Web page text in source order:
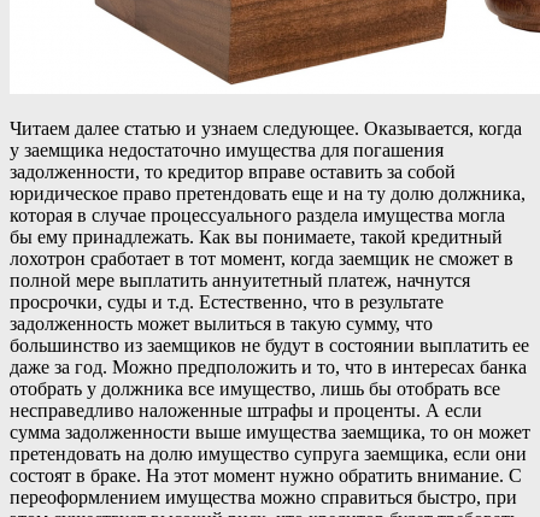
Читаем далее статью и узнаем следующее. Оказывается, когда
у заемщика недостаточно имущества для погашения
задолженности, то кредитор вправе оставить за собой
юридическое право претендовать еще и на ту долю должника,
которая в случае процессуального раздела имущества могла
бы ему принадлежать. Как вы понимаете, такой кредитный
лохотрон сработает в тот момент, когда заемщик не сможет в
полной мере выплатить аннуитетный платеж, начнутся
просрочки, суды и т.д. Естественно, что в результате
задолженность может вылиться в такую сумму, что
большинство из заемщиков не будут в состоянии выплатить ее
даже за год. Можно предположить и то, что в интересах банка
отобрать у должника все имущество, лишь бы отобрать все
несправедливо наложенные штрафы и проценты. А если
сумма задолженности выше имущества заемщика, то он может
претендовать на долю имущество супруга заемщика, если они
состоят в браке. На этот момент нужно обратить внимание. С
переоформлением имущества можно справиться быстро, при